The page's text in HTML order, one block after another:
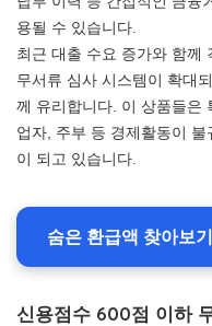
용될 수 있습니다.
최근 대출 수요 증가와 함께
무서류 심사 시스템이 확대
께 유리합니다. 이 상품들은
업자, 주부 등 경제활동이
이 되고 있습니다.
숨은 환급액 찾아보
신용점수 600점 이하